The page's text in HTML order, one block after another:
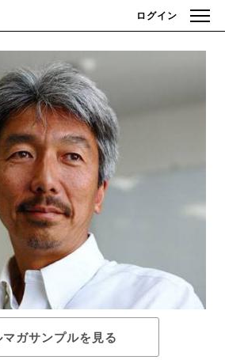
ログイン
マガサンプルを見る